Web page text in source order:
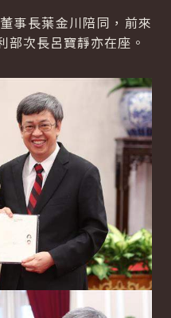
事長葉金川陪同，前來
部次長呂寶靜亦在座。